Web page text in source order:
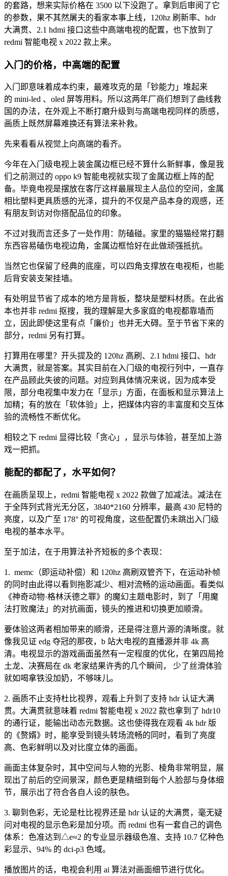
的套路，想来实际价格在 3500 以下没跑了。拿到后审阅了它
的参数，果不其然屠夫的看家本事上线，120hz 刷新率、hdr
大满贯、2.1 hdmi 接口这些中高端电视的配置，也下放到了
redmi 智能电视 x 2022 款上来。
入门的价格，中高端的配置
入门即意味着成本约束，最难攻克的是「钞能力」堆起来
的 mini-led 、oled 屏等用料。所以这两年厂商们想到了曲线救
国的办法，在外观上不断打磨升级到与高端电视同样的质感，
画质上既然屏幕难换还有算法来补救。
先来看看从视觉上向高端的看齐。
今年在入门级电视上装金属边框已经不算什么新鲜事，像是我
们之前测过的 oppo k9 智能电视就实现了金属边框上阵的配
备。毕竟电视是摆放在客厅这样最展现主人品位的空间，金属
相比塑料更具质感的光泽，提升的不仅是产品本身的观感，还
有朋友到访对你搭配品位的印象。
不过对我而言还多了一处作用：防磕碰。家里的猫猫经常打翻
东西容易磕伤电视边角，金属边框恰好在此做顽强抵抗。
当然它也保留了经典的底座，可以四角支撑放在电视柜，也能
后背安装支架挂墙。
有处明显节省了成本的地方是背板，整块是塑料材质。在此省
本也并非 redmi 抠搜，我的理解是大多家庭的电视都靠墙而
立，因此即使这里有点「廉价」也并无大碍。至于节省下来的
部分，redmi 另有打算。
打算用在哪里？开头提及的 120hz 高刷、2.1 hdmi 接口、hdr
大满贯，就是答案。其实目前在入门级的电视行列中，一直存
在产品顾此失彼的问题。对应到具体情况来说，因为成本受
限，部分电视集中发力在「显示」方面，在面板和显示算法上
加精；有的放在「软体验」上，把媒体内容的丰富度和交互体
验的流畅性不断优化。
相较之下 redmi 显得比较「贪心」，显示与体验，甚至加上游
戏一把抓。
能配的都配了， 水平如何？
在画质呈现上，redmi 智能电视 x 2022 款做了加减法。减法在
于全阵列式背光无分区，3840*2160 分辨率，最高 430 尼特的
亮度，以及广至 178° 的可视角度，这些配置仍未跳出入门级
电视的基本水平。
至于加法，在于用算法补齐短板的多个表现：
1. memc（即运动补偿）和 120hz 高刷双管齐下，在运动补帧
的同时由此得以看到拖影减少、相对流畅的运动画面。看类似
《神奇动物·格林沃德之罪》的魔幻主题电影时，到了「用魔
法打败魔法」的对抗画面，镜头的推进和切换更加顺滑。
要体验这两者相加带来的顺滑，还是得注意片源的清晰度。就
像我见证 edg 夺冠的那夜，b 站大电视的直播源并非 4k 高
清。电视显示的游戏画面虽然有一定程度的优化，在第四局抢
土龙、决赛局在 dk 老家结果许秀的几个瞬间， 少了丝滑体验
就如喝拿铁没加奶，不够味儿。
2. 画质不止支持杜比视界，观看上升到了支持 hdr 认证大满
贯。大满贯就意味着 redmi 智能电视 x 2022 款也拿到了 hdr10
的通行证，能输出动态元数据。这也使得我在观看 4k hdr 版
的《赘婿》时，能享受到镜头转场流畅的同时，看到了亮度
高、色彩鲜明以及对比度立体的画面。
画面主体复杂时，其中空间与人物的光影、棱角非常明显，展
现出了前后的空间景深，颜色更是精细到每个人脸部与身体细
节，展示出了符合各自人设的肤色。
3. 聊到色彩，无论是杜比视界还是 hdr 认证的大满贯，毫无疑
问对电视的显示色彩是加分项。而 redmi 也有一套自己的调色
体系：色准达到△e≈2 的专业显示器级色准、支持 10.7 亿种色
彩显示、94% 的 dci-p3 色域。
播放图片的话，电视会利用 ai 算法对画面细节进行优化。